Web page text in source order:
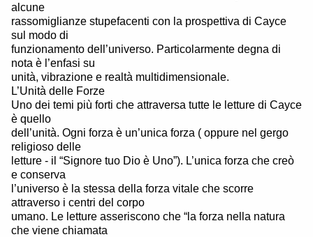
alcune
rassomiglianze stupefacenti con la prospettiva di Cayce
sul modo di
funzionamento dell’universo. Particolarmente degna di
nota è l’enfasi su
unità, vibrazione e realtà multidimensionale.
L’Unità delle Forze
Uno dei temi più forti che attraversa tutte le letture di Cayce
è quello
dell’unità. Ogni forza è un’unica forza ( oppure nel gergo
religioso delle
letture - il “Signore tuo Dio è Uno”). L’unica forza che creò
e conserva
l’universo è la stessa della forza vitale che scorre
attraverso i centri del corpo
umano. Le letture asseriscono che “la forza nella natura
che viene chiamata